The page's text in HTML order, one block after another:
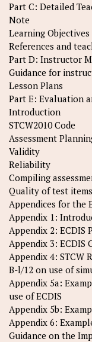
Part C: Detailed
Note
Learning Objectives
References and
Part D: Instructor
Guidance for
Lesson Plans
Part E: Evaluation
Introduction
STCW2010 Code
Assessment
Validity
Reliability
Compiling
Quality of test items
Appendices for the
Appendix 1:
Appendix 2: ECDIS
Appendix 3: ECDIS
Appendix 4: STCW
B-l/12 on use of
Appendix 5a:
use of ECDIS
Appendix 5b:
Appendix 6:
Guidance on the